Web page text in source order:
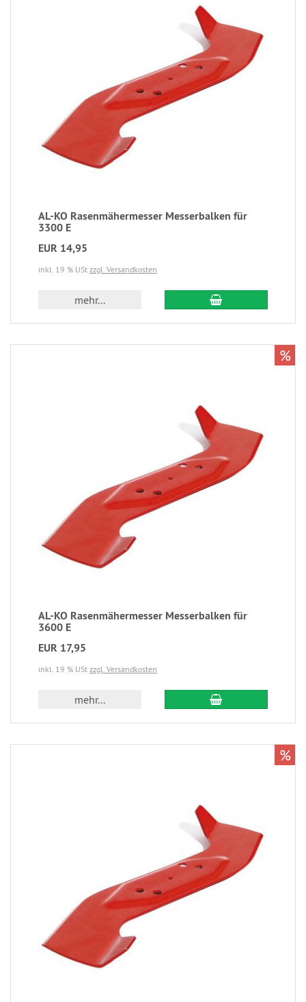
AL-KO Rasenmähermesser Messerbalken für
3300 E
EUR 14,95
inkl. 19 % USt zzgl. Versandkosten
mehr...
AL-KO Rasenmähermesser Messerbalken für
3600 E
EUR 17,95
inkl. 19 % USt zzgl. Versandkosten
mehr...
%
%